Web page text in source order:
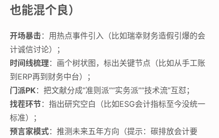
也能混个良）
开场暴击：用热点事件引入（比如瑞幸财务造假引爆的会
计诚信讨论）；
时间线梳理 ：画个树状图，标出关键节点（比如从手工账
到ERP再到财务中台）；
门派PK：把文献分成“准则派”“实务派”“技术流”互怼；
找茬环节：指出研究空白（比如ESG会计指标至今没统一
标准）；
预言家模式：推测未来五年方向（提示：碳排放会计要